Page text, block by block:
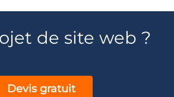
de site web ?
Devis gratuit